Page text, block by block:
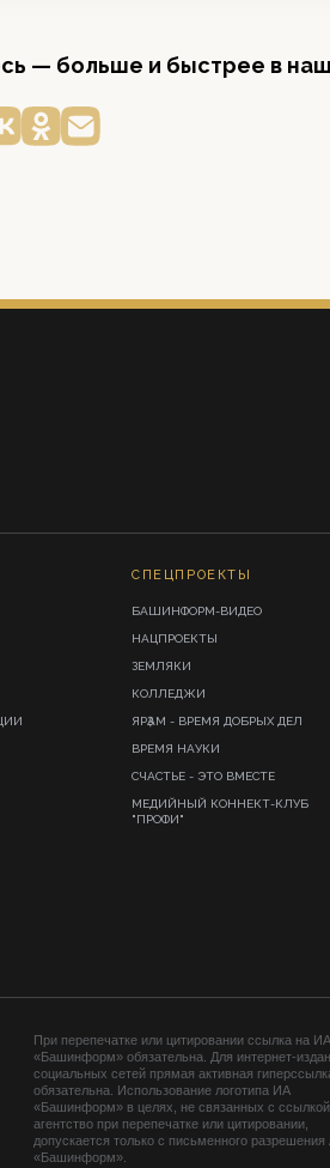
— больше и быстрее в
СПЕЦПРОЕКТЫ
БАШИНФОРМ-ВИДЕО
НАЦПРОЕКТЫ
ЗЕМЛЯКИ
КОЛЛЕДЖИ
ЯРҘАМ - ВРЕМЯ ДОБРЫХ ДЕЛ
ВРЕМЯ НАУКИ
СЧАСТЬЕ - ЭТО ВМЕСТЕ
МЕДИЙНЫЙ КОННЕКТ-КЛУБ
"ПРОФИ"
При перепечатке или цитировании ссылка на ИА
«Башинформ» обязательна. Для интернет-
социальных сетей прямая активная
обязательна. Использование логотипа ИА
«Башинформ» в целях, не связанных с
агентство при перепечатке или цитировании,
допускается только с письменного
«Башинформ».